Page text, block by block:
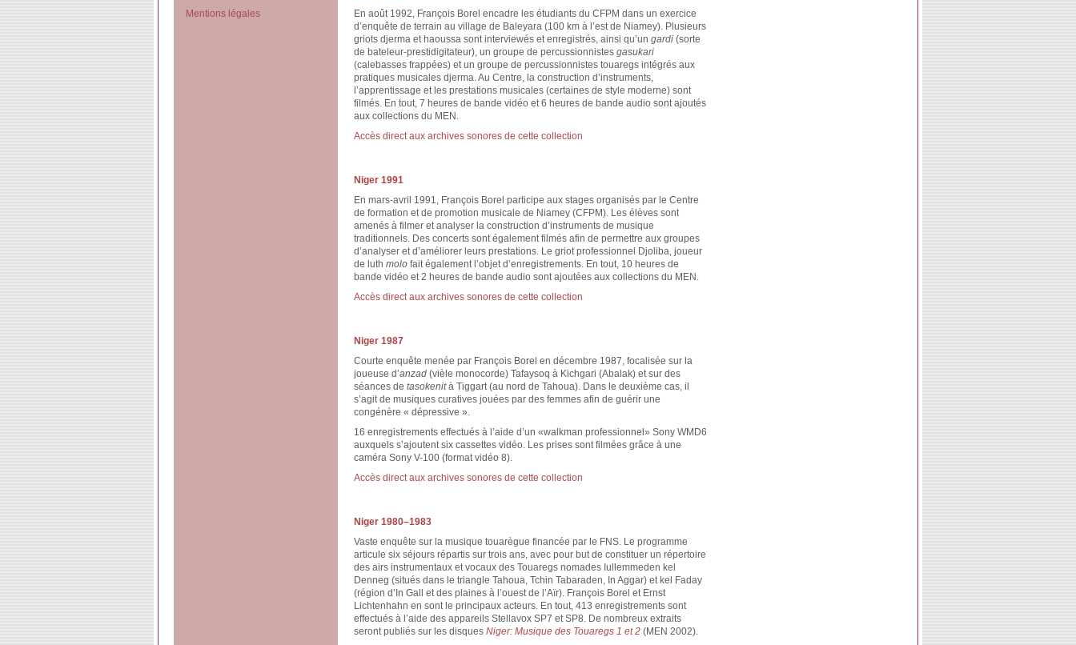
Mentions légales
En août 1992, François Borel encadre les étudiants du CFPM dans un exercice
d’enquête de terrain au village de Baleyara (100 km à l’est de Niamey). Plusieurs
griots djerma et haoussa sont interviewés et enregistrés, ainsi qu’un gardi (sorte
de bateleur-prestidigitateur), un groupe de percussionnistes gasukari
(calebasses frappées) et un groupe de percussionnistes touaregs intégrés aux
pratiques musicales djerma. Au Centre, la construction d’instruments,
l’apprentissage et les prestations musicales (certaines de style moderne) sont
filmés. En tout, 7 heures de bande vidéo et 6 heures de bande audio sont ajoutés
aux collections du MEN.
Accès direct aux archives sonores de cette collection
Niger 1991
En mars-avril 1991, François Borel participe aux stages organisés par le Centre
de formation et de promotion musicale de Niamey (CFPM). Les élèves sont
amenés à filmer et analyser la construction d’instruments de musique
traditionnels. Des concerts sont également filmés afin de permettre aux groupes
d’analyser et d’améliorer leurs prestations. Le griot professionnel Djoliba, joueur
de luth molo fait également l’objet d’enregistrements. En tout, 10 heures de
bande vidéo et 2 heures de bande audio sont ajoutées aux collections du MEN.
Accès direct aux archives sonores de cette collection
Niger 1987
Courte enquête menée par François Borel en décembre 1987, focalisée sur la
joueuse d’anzad (vièle monocorde) Tafaysoq à Kichgari (Abalak) et sur des
séances de tasokenità Tiggart (au nord de Tahoua). Dans le deuxième cas, il
s’agit de musiques curatives jouées par des femmes afin de guérir une
congénère « dépressive ».
16 enregistrements effectués à l’aide d’un «walkman professionnel» Sony WMD6
auxquels s’ajoutent six cassettes vidéo. Les prises sont filmées grâce à une
caméra Sony V-100 (format vidéo 8).
Accès direct aux archives sonores de cette collection
Niger 1980–1983
Vaste enquête sur la musique touarègue financée par le FNS. Le programme
articule six séjours répartis sur trois ans, avec pour but de constituer un répertoire
des airs instrumentaux et vocaux des Touaregs nomades Iullemmeden kel
Denneg (situés dans le triangle Tahoua, Tchin Tabaraden, In Aggar) et kel Faday
(région d’In Gall et des plaines à l’ouest de l’Aïr). François Borel et Ernst
Lichtenhahn en sont le principaux acteurs. En tout, 413 enregistrements sont
effectués à l’aide des appareils Stellavox SP7 et SP8. De nombreux extraits
seront publiés sur les disques Niger: Musique des Touaregs 1 et 2 (MEN 2002).